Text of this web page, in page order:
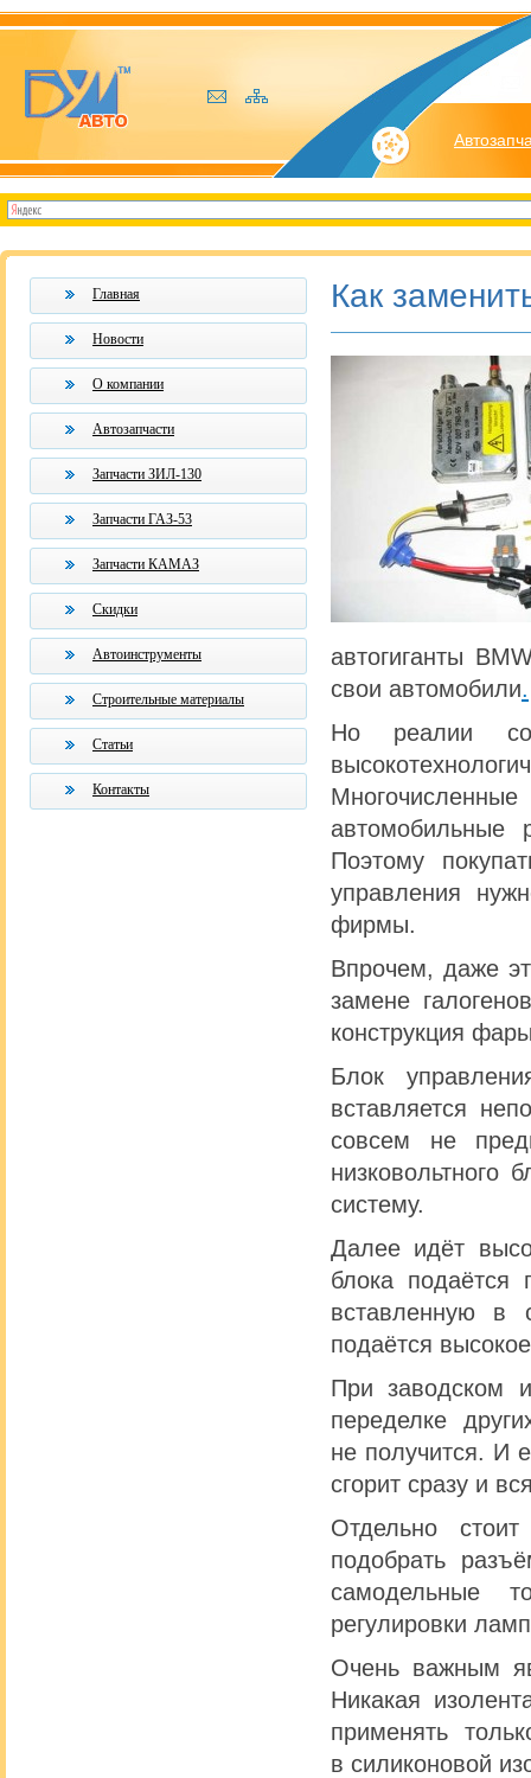
Главная
Новости
О компании
Автозапчасти
Запчасти ЗИЛ-130
Запчасти ГАЗ-53
Запчасти КАМАЗ
Скидки
Автоинструменты
Строительные материалы
Статьи
Контакты
Как
автогиганты
свои автомобили.
Но реалии
автомобильные
Поэтому
управления
фирмы.
Впрочем, даже
замене
конструкция
Блок
вставляется
совсем не
низковольтного
систему.
Далее идёт
блока подаётся
вставленную в
подаётся
При заводском
переделке
не получится. И
сгорит сразу и
Отдельно
подобрать
самодельные
регулировки
Очень важным
Никакая
применять
в силиконовой